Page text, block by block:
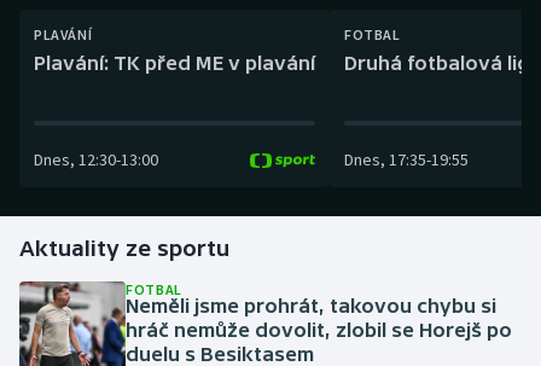
Curling
Golf
Gymnastika
PLAVÁNÍ
Plavání: TK před ME v plavání
Dnes, 12:30-13:00
FOTBAL
Druhá fotbalová
Dnes, 17:35-19:55
Aktuality ze sportu
FOTBAL
Neměli jsme prohrát, takovou chybu si
hráč nemůže dovolit, zlobil se Horejš po
duelu s Besiktasem